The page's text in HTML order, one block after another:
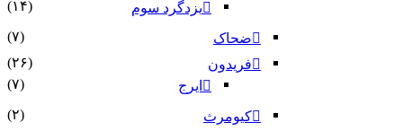
یزدگرد سوم
(۱۴)
ضحاک
(۷)
فریدون
(۲۶)
ایرج
(۷)
کیومرث
(۲)